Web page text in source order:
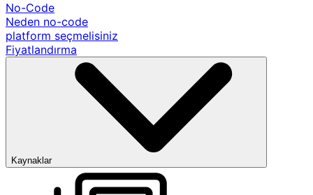
No-Code
Neden no-code
platform seçmelisiniz
Fiyatlandırma
Kaynaklar